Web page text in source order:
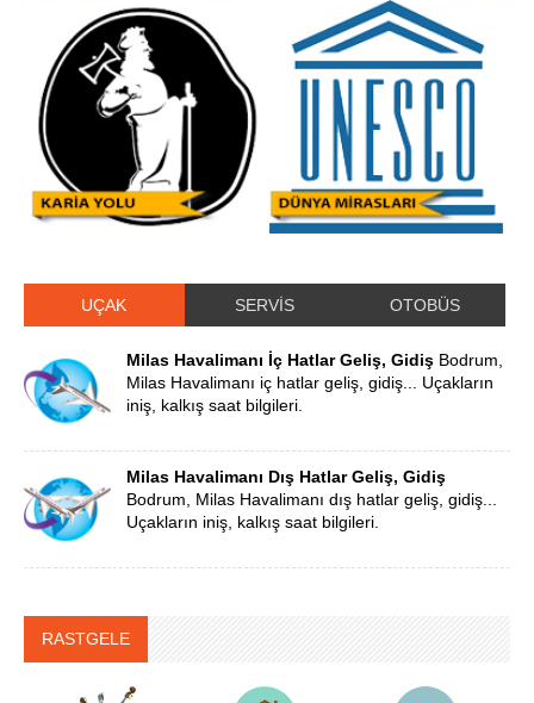
UÇAK SERVİS OTOBÜS
Milas Havalimanı İç Hatlar Geliş, Gidiş Bodrum,
Milas Havalimanı iç hatlar geliş, gidiş... Uçakların
iniş, kalkış saat bilgileri.
Milas Havalimanı Dış Hatlar Geliş, Gidiş
Bodrum, Milas Havalimanı dış hatlar geliş, gidiş...
Uçakların iniş, kalkış saat bilgileri.
RASTGELE